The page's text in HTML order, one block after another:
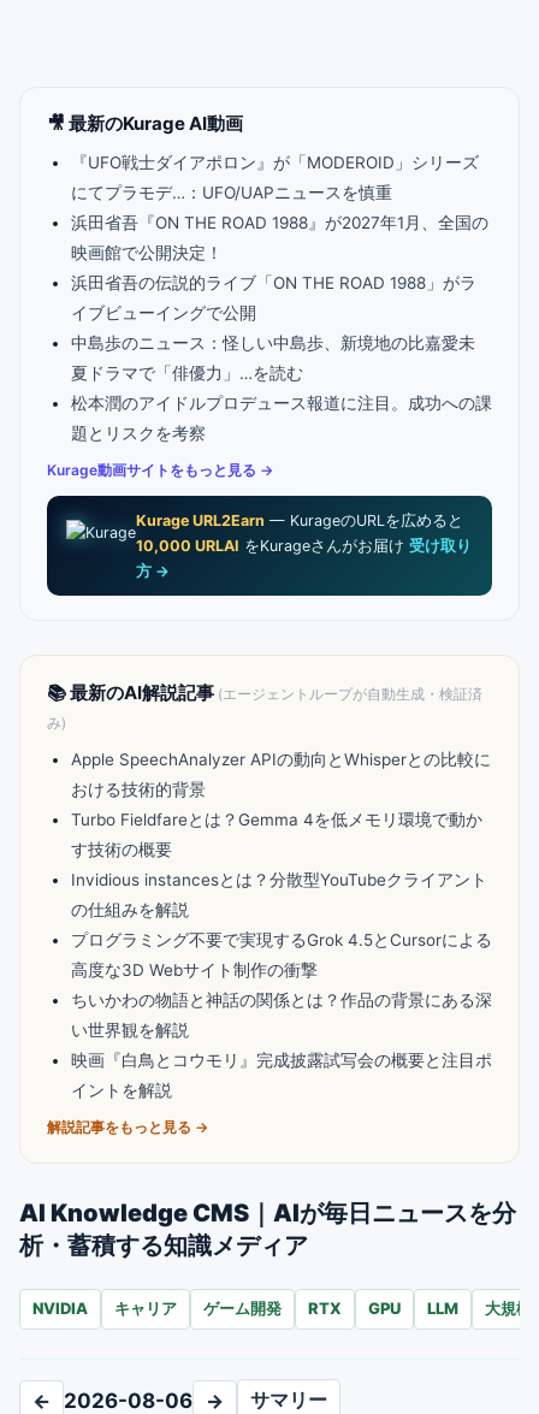
🎥 最新のKurage AI動画
『UFO戦士ダイアポロン』が「MODEROID」シリーズ
にてプラモデ…：UFO/UAPニュースを慎重
浜田省吾『ON THE ROAD 1988』が2027年1月、全国の
映画館で公開決定！
浜田省吾の伝説的ライブ「ON THE ROAD 1988」がラ
イブビューイングで公開
中島歩のニュース：怪しい中島歩、新境地の比嘉愛未
夏ドラマで「俳優力」…を読む
松本潤のアイドルプロデュース報道に注目。成功への課
題とリスクを考察
Kurage動画サイトをもっと見る →
Kurage URL2Earn — KurageのURLを広めると
10,000 URLAI をKurageさんがお届け 受け取り
方 →
📚 最新のAI解説記事 (エージェントループが自動生成・検証済
み)
Apple SpeechAnalyzer APIの動向とWhisperとの比較に
おける技術的背景
Turbo Fieldfareとは？Gemma 4を低メモリ環境で動か
す技術の概要
Invidious instancesとは？分散型YouTubeクライアント
の仕組みを解説
プログラミング不要で実現するGrok 4.5とCursorによる
高度な3D Webサイト制作の衝撃
ちいかわの物語と神話の関係とは？作品の背景にある深
い世界観を解説
映画『白鳥とコウモリ』完成披露試写会の概要と注目ポ
イントを解説
解説記事をもっと見る →
AI Knowledge CMS｜AIが毎日ニュースを分
析・蓄積する知識メディア
NVIDIA キャリア ゲーム開発 RTX GPU LLM 大規模
← 2026-08-06 → サマリー